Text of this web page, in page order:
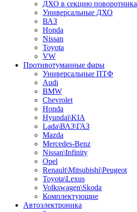
ДХО в секцию поворотника
Универсальные ДХО
ВАЗ
Honda
Nissan
Toyota
VW
Противотуманные фары
Универсальные ПТФ
Audi
BMW
Chevrolet
Honda
Hyundai\KIA
Lada\ВАЗ\ГАЗ
Mazda
Mercedes-Benz
Nissan\Infinity
Opel
Renault\Mitsubishi\Peugeot
Toyota\Lexus
Volkswagen\Skoda
Комплектующие
Автоэлектроника